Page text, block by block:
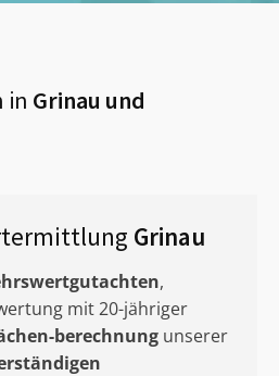
in Grinau und
Grinau
,
mit 20-jähriger
berechnung unserer